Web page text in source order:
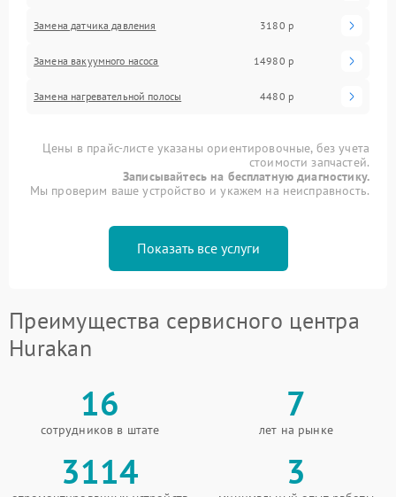
Замена датчика давления 3180 р
Замена вакуумного насоса 14980 р
Замена нагревательной полосы 4480 р
Цены в прайс-листе указаны ориентировочные, без учета
стоимости запчастей.
Записывайтесь на бесплатную диагностику.
Мы проверим ваше устройство и укажем на неисправность.
Показать все услуги
Преимущества сервисного центра
Hurakan
16
сотрудников в штате
7
лет на рынке
3114 3